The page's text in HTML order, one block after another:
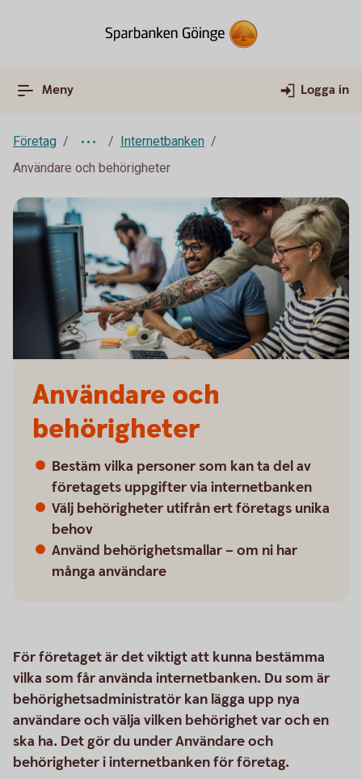
Meny Logga in
Företag
Internetbanken
Användare och behörigheter
Användare och
behörigheter
Bestäm vilka personer som kan ta del av
företagets uppgifter via internetbanken
Välj behörigheter utifrån ert företags unika
behov
Använd behörighetsmallar – om ni har
många användare
För företaget är det viktigt att kunna bestämma
vilka som får använda internetbanken. Du som är
behörighetsadministratör kan lägga upp nya
användare och välja vilken behörighet var och en
ska ha. Det gör du under Användare och
behörigheter i internetbanken för företag.